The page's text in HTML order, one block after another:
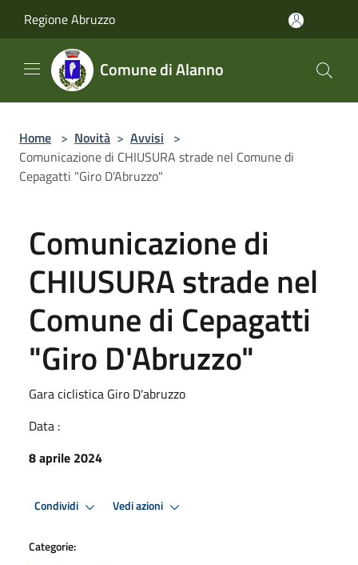
Regione Abruzzo
Comune di Alanno
Home > Novità > Avvisi >
Comunicazione di CHIUSURA strade nel Comune di
Cepagatti "Giro D'Abruzzo"
Comunicazione di
CHIUSURA strade nel
Comune di Cepagatti
"Giro D'Abruzzo"
Gara ciclistica Giro D'abruzzo
Data :
8 aprile 2024
Condividi Vedi azioni
Categorie: